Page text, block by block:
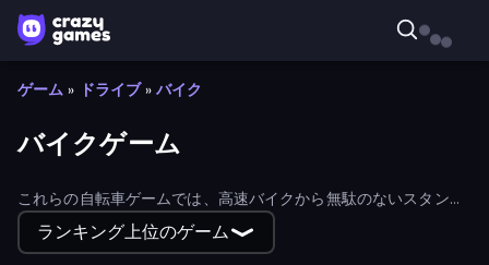
ゲーム » ドライブ » バイク
バイクゲーム
これらの自転車ゲームでは、高速バイクから無駄のないスタント
自転車まで、あらゆるものを使ってレースをすることができる。
ランキング上位のゲーム